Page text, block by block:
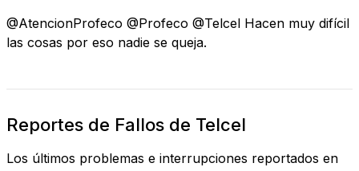
@AtencionProfeco @Profeco @Telcel Hacen muy difícil
las cosas por eso nadie se queja.
Reportes de Fallos de Telcel
Los últimos problemas e interrupciones reportados en